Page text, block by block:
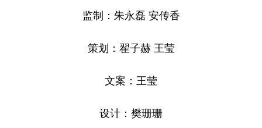
监制：朱永磊 安传香
策划：翟子赫 王莹
文案：王莹
设计：樊珊珊